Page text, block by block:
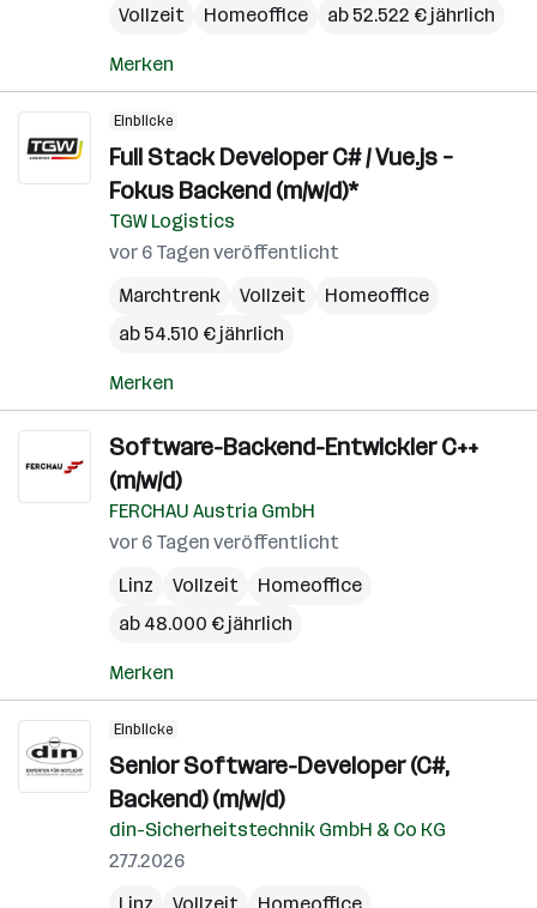
Vollzeit
Homeoffice ab 52.522 € jährlich
Merken
Einblicke
Full Stack Developer C# / Vue.js –
Fokus Backend (m/w/d)*
TGW Logistics
vor 6 Tagen veröffentlicht
Marchtrenk
Vollzeit
Homeoffice
ab 54.510 € jährlich
Merken
Software-Backend-Entwickler C++
(m/w/d)
FERCHAU Austria GmbH
vor 6 Tagen veröffentlicht
Linz
Vollzeit
Homeoffice
ab 48.000 € jährlich
Merken
Einblicke
Senior Software-Developer (C#,
Backend) (m/w/d)
din-Sicherheitstechnik GmbH & Co KG
27.7.2026